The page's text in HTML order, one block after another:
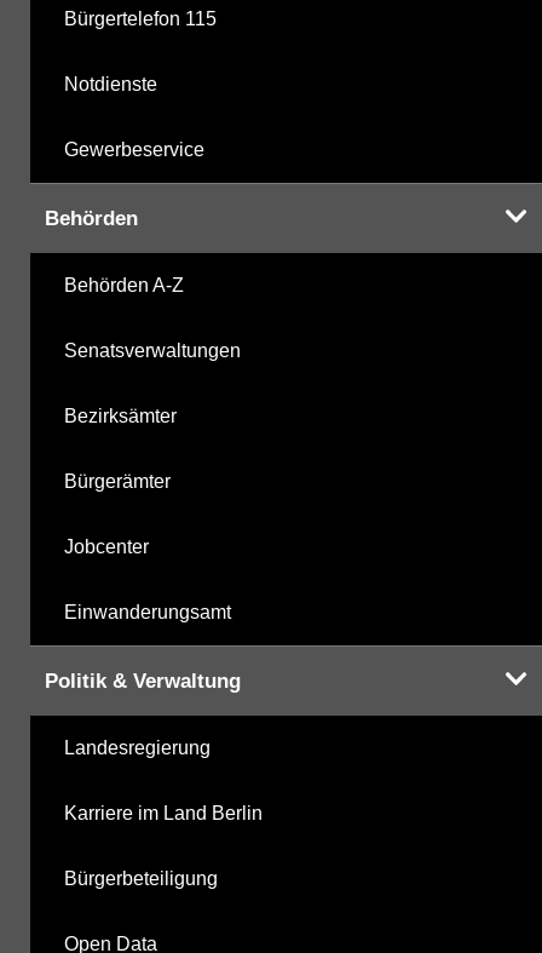
Bürgertelefon 115
Notdienste
Gewerbeservice
Behörden
Behörden A-Z
Senatsverwaltungen
Bezirksämter
Bürgerämter
Jobcenter
Einwanderungsamt
Politik & Verwaltung
Landesregierung
Karriere im Land Berlin
Bürgerbeteiligung
Open Data